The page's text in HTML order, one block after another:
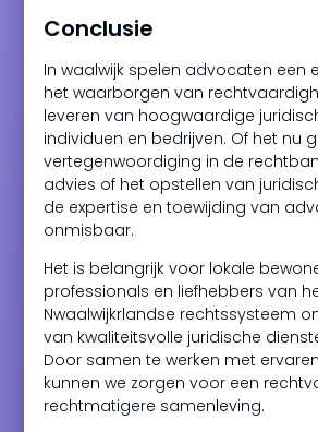
Conclusie
In waalwijk spelen advocaten een
het waarborgen van
leveren van hoogwaardige
individuen en bedrijven. Of het nu
vertegenwoordiging in de
advies of het opstellen van
de expertise en toewijding van
onmisbaar.
Het is belangrijk voor lokale
professionals en liefhebbers van
Nwaalwijkrlandse rechtssysteem
van kwaliteitsvolle juridische
Door samen te werken met
kunnen we zorgen voor een
rechtmatigere samenleving.